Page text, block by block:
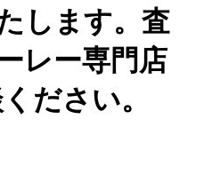
します。査
レー専門店
ださい。